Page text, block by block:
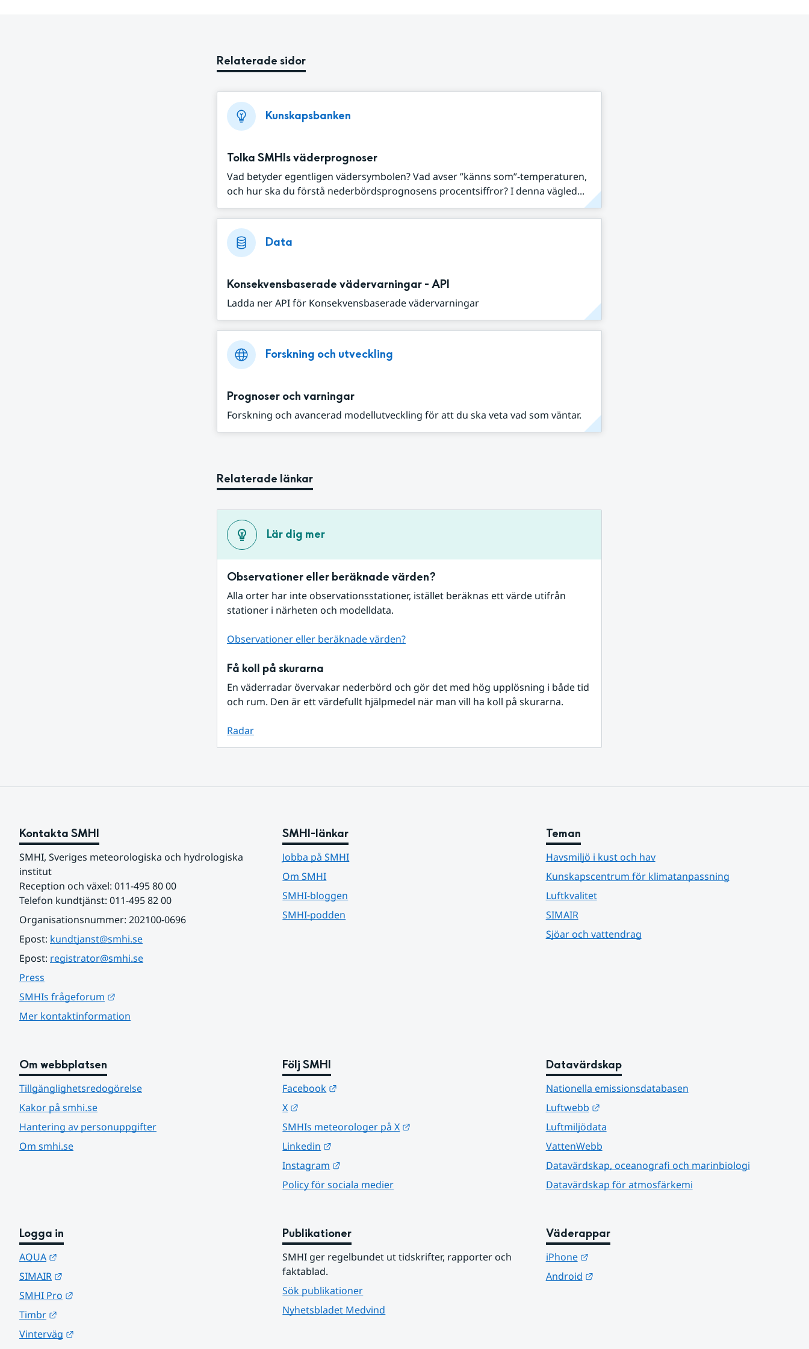
Relaterade sidor
Kunskapsbanken
Tolka SMHIs väderprognoser
Vad betyder egentligen vädersymbolen? Vad avser ”känns som”-temperaturen,
och hur ska du förstå nederbördsprognosens procentsiffror? I denna vägled...
Data
Konsekvensbaserade vädervarningar - API
Ladda ner API för Konsekvensbaserade vädervarningar
Forskning och utveckling
Prognoser och varningar
Forskning och avancerad modellutveckling för att du ska veta vad som väntar.
Relaterade länkar
Lär dig mer
Observationer eller beräknade värden?
Alla orter har inte observationsstationer, istället beräknas ett värde utifrån
stationer i närheten och modelldata.
Observationer eller beräknade värden?
Få koll på skurarna
En väderradar övervakar nederbörd och gör det med hög upplösning i både tid
och rum. Den är ett värdefullt hjälpmedel när man vill ha koll på skurarna.
Radar
Kontakta SMHI
SMHI, Sveriges meteorologiska och hydrologiska
institut
Reception och växel: 011-495 80 00
Telefon kundtjänst: 011-495 82 00
Organisationsnummer: 202100-0696
Epost: kundtjanst@smhi.se
Epost: registrator@smhi.se
Press
SMHIs frågeforum
Mer kontaktinformation
SMHI-länkar
Jobba på SMHI
Om SMHI
SMHI-bloggen
SMHI-podden
Teman
Havsmiljö i kust och hav
Kunskapscentrum för klimatanpassning
Luftkvalitet
SIMAIR
Sjöar och vattendrag
Om webbplatsen
Tillgänglighetsredogörelse
Kakor på smhi.se
Hantering av personuppgifter
Om smhi.se
Följ SMHI
Facebook
X
SMHIs meteorologer på X
Linkedin
Instagram
Policy för sociala medier
Datavärdskap
Nationella emissionsdatabasen
Luftwebb
Länk till annan webbplats.
Luftmiljödata
VattenWebb
Datavärdskap, oceanografi och marinbiologi
Datavärdskap för atmosfärkemi
Logga in
AQUA
SIMAIR
SMHI Pro
Timbr
Vinterväg
Publikationer
SMHI ger regelbundet ut tidskrifter, rapporter och
faktablad.
Sök publikationer
Nyhetsbladet Medvind
Väderappar
iPhone
Länk till annan webbplats.
Android
Länk till annan webbplats.